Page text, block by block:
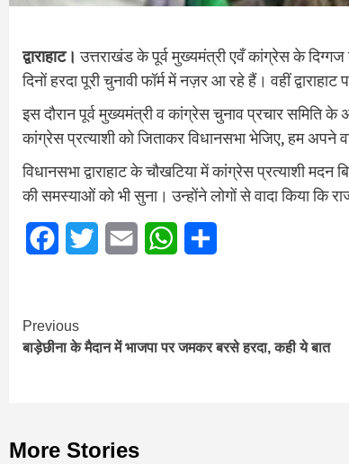
द्वाराहाट। उत्तराखंड के पूर्व मुख्यमंत्री एवँ कांग्रेस के दिग्गज
दिनों हरदा पूरी चुनावी फॉर्म में नज़र आ रहे हैं। वहीं
इस दौरान पूर्व मुख्यमंत्री व कांग्रेस चुनाव प्रचार समिति
कांग्रेस प्रत्याशी को जिताकर विधानसभा भेजिए, हम अपने
विधानसभा द्वाराहाट के चौखटिया में कांग्रेस प्रत्याशी
की समस्याओं को भी सुना। उन्होंने लोगों से वादा किया कि
FacebookTwitter Email WhatsApp
Continue
Reading
Previous
बाड़ेछीना के मैदान में भाजपा पर जमकर बरसे हरदा, कही ये बात
More Stories